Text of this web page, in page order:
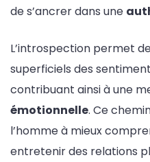
de s’ancrer dans une
L’introspection permet
superficiels des
contribuant ainsi à une
émotionnelle. Ce
l’homme à mieux
entretenir des relations